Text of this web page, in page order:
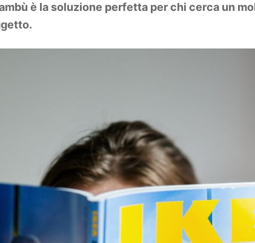
è la soluzione perfetta per chi cerca un